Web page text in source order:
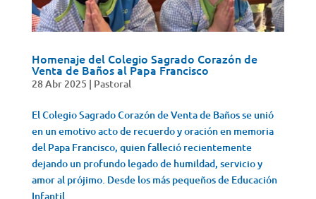
Homenaje del Colegio Sagrado Corazón de
Venta de Baños al Papa Francisco
28 Abr 2025 | Pastoral
El Colegio Sagrado Corazón de Venta de Baños se unió
en un emotivo acto de recuerdo y oración en memoria
del Papa Francisco, quien falleció recientemente
dejando un profundo legado de humildad, servicio y
amor al prójimo. Desde los más pequeños de Educación
Infantil...